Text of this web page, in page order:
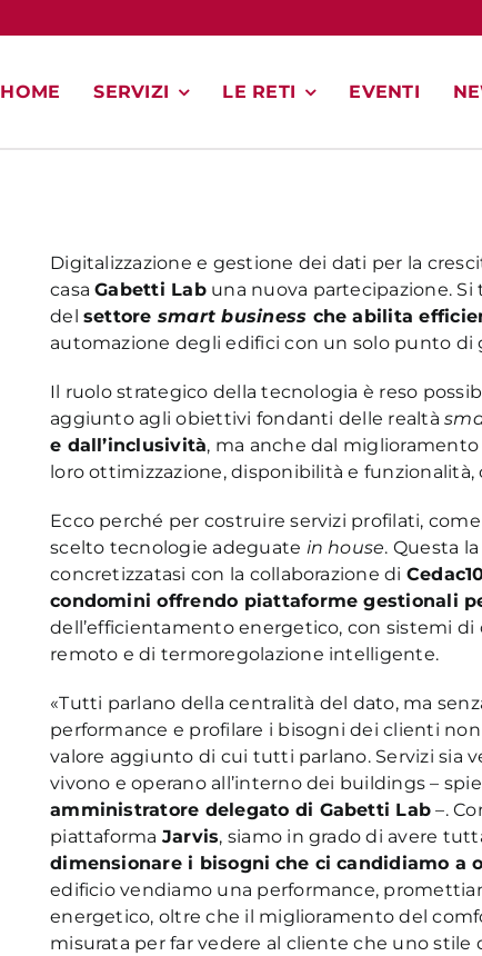
HOME
SERVIZI LE RETI EVENTI
Digitalizzazione e gestione dei dati per la
casaGabetti Labuna nuova partecipazione. Si
del settore smart business che abilita
automazione degli edifici con un solo punto di
Il ruolo strategico della tecnologia è reso
aggiunto agli obiettivi fondanti delle realtà
e dall’inclusività, ma anche dal miglioramento
loro ottimizzazione, disponibilità e
Ecco perché per costruire servizi profilati,
scelto tecnologie adeguate in house. Questa
concretizzatasi con la collaborazione di
condomini offrendo piattaforme gestionali
dell’efficientamento energetico, con sistemi
remoto e di termoregolazione intelligente.
«Tutti parlano della centralità del dato, ma
performance e profilare i bisogni dei clienti
valore aggiunto di cui tutti parlano. Servizi sia
vivono e operano all’interno dei buildings –
amministratore delegato di Gabetti Lab –.
piattaforma Jarvis, siamo in grado di avere
dimensionare i bisogni che ci candidiamo a
edificio vendiamo una performance,
energetico, oltre che il miglioramento del
misurata per far vedere al cliente che uno